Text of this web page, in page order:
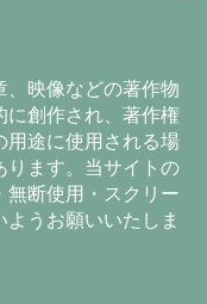
、映像などの著作物
に創作され、著作権
用途に使用される場
ります。当サイトの
無断使用・スクリー
うお願いいたしま